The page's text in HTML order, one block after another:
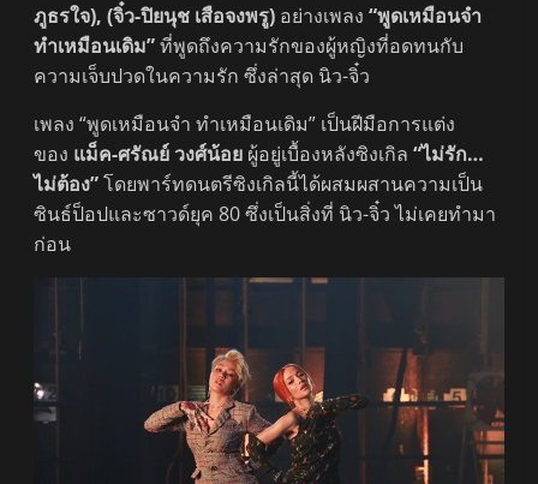
ภูธรใจ), (จิ๋ว-ปิยนุช เสือจงพรู) อย่างเพลง“พูดเหมือนจำ
ทำเหมือนเดิม”ที่พูดถึงความรักของผู้หญิงที่อดทนกับ
ความเจ็บปวดในความรัก ซึ่งล่าสุด นิว-จิ๋ว
เพลง “พูดเหมือนจำ ทำเหมือนเดิม” เป็นฝีมือการแต่ง
ของ แม็ค-ศรัณย์ วงศ์น้อย ผู้อยู่เบื้องหลังซิงเกิล“ไม่รัก…
ไม่ต้อง”โดยพาร์ทดนตรีซิงเกิลนี้ได้ผสมผสานความเป็น
ซินธ์ป็อปและซาวด์ยุค 80 ซึ่งเป็นสิ่งที่ นิว-จิ๋ว ไม่เคยทำมา
ก่อน